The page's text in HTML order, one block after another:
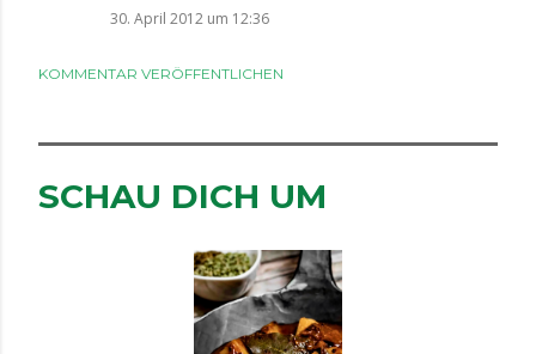
30. April 2012 um 12:36
KOMMENTAR VERÖFFENTLICHEN
SCHAU DICH UM